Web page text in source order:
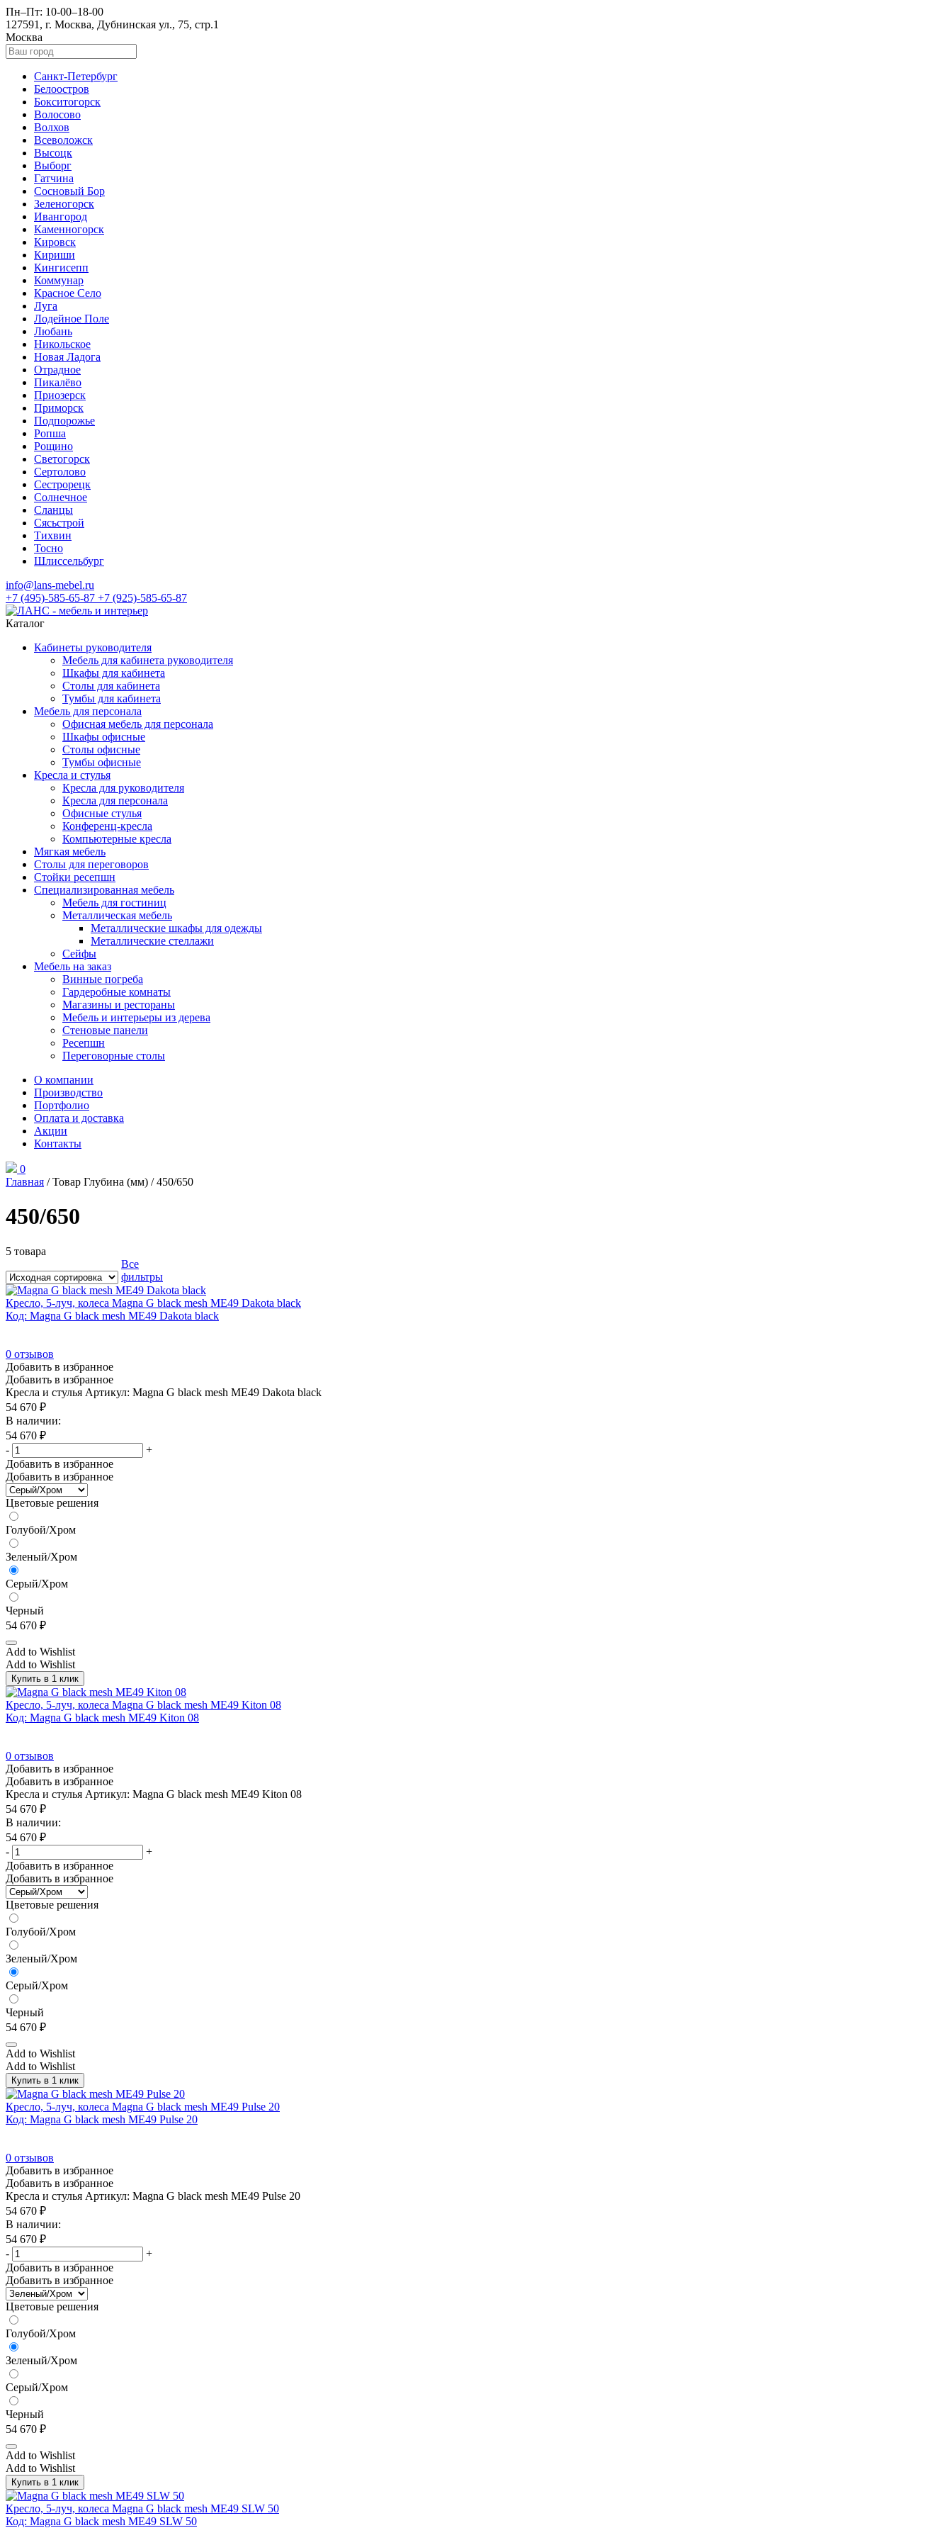
Пн–Пт: 10-00–18-00
127591, г. Москва, Дубнинская ул., 75, стр.1
Москва
Санкт-Петербург
Белоостров
Бокситогорск
Волосово
Волхов
Всеволожск
Высоцк
Выборг
Гатчина
Сосновый Бор
Зеленогорск
Ивангород
Каменногорск
Кировск
Кириши
Кингисепп
Коммунар
Красное Село
Луга
Лодейное Поле
Любань
Никольское
Новая Ладога
Отрадное
Пикалёво
Приозерск
Приморск
Подпорожье
Ропша
Рощино
Светогорск
Сертолово
Сестрорецк
Солнечное
Сланцы
Сясьстрой
Тихвин
Тосно
Шлиссельбург
info@lans-mebel.ru
+7 (495)-585-65-87 +7 (925)-585-65-87
Каталог
Кабинеты руководителя
Мебель для кабинета руководителя
Шкафы для кабинета
Столы для кабинета
Тумбы для кабинета
Мебель для персонала
Офисная мебель для персонала
Шкафы офисные
Столы офисные
Тумбы офисные
Кресла и стулья
Кресла для руководителя
Кресла для персонала
Офисные стулья
Конференц-кресла
Компьютерные кресла
Мягкая мебель
Столы для переговоров
Стойки ресепшн
Специализированная мебель
Мебель для гостиниц
Металлическая мебель
Металлические шкафы для одежды
Металлические стеллажи
Сейфы
Мебель на заказ
Винные погреба
Гардеробные комнаты
Магазины и рестораны
Мебель и интерьеры из дерева
Стеновые панели
Ресепшн
Переговорные столы
О компании
Производство
Портфолио
Оплата и доставка
Акции
Контакты
0
Главная / Товар Глубина (мм) / 450/650
450/650
В продаже (0)
Акация Лорка
Антрацит(714)
Антрацит/Металл серый(84)
Антрацит/Черный
Бежевый
Бежевый/Венге(2)
Бежевый/Орех
Бежевый/Полированный алюминий
Бежевый/Хром
Белый
Белый/Антрацит
Белый/Графит
Белый/Металл серый
Белый/Табак
Белый/Хром(9)
Бордовый(4)
Васильковый
Венге (48)
Венге Цаво (924)
Венге Цаво/Антрацит
Венге Цаво/Белый(33)
Венге Цаво/Металл серый
Венге/Хром(12)
Венге/Черный
Вишня
Гавана/Серый глянец
Гавана/Хром
Гавана/Черный
Гикори
Гикори/Графит
Голубой/Хром(11)
Голубой/Черный(29)
Дуб европейский
Дуб Калифорнийский
Дуб Калифорнийский/Белый
Дуб Наварра
Дуб светлый(31)
Дуб светлый/Белый
Дуб светлый/Хром
Дуб светлый/Черный
Дуб табак
Дуб ферро/Бежевый
Дуб флоре
Зеленый
Зеленый/Хром
Зеленый/Черный
Золотой ротанг(1)
Итальянский орех/Бежевый(12)
5 товара
Все
фильтры
Кресло, 5-луч, колеса Magna G black mesh ME49 Dakota black
Код: Magna G black mesh ME49 Dakota black
0 отзывов
Добавить в избранное
Добавить в избранное
Кресла и стулья Артикул: Magna G black mesh ME49 Dakota black
54 670 ₽
В наличии:
54 670 ₽
-
+
Добавить в избранное
Добавить в избранное
Цветовые решения
Голубой/Хром
Зеленый/Хром
Серый/Хром
Черный
54 670 ₽
Add to Wishlist
Add to Wishlist
Купить в 1 клик
Кресло, 5-луч, колеса Magna G black mesh ME49 Kiton 08
Код: Magna G black mesh ME49 Kiton 08
0 отзывов
Добавить в избранное
Добавить в избранное
Кресла и стулья Артикул: Magna G black mesh ME49 Kiton 08
54 670 ₽
В наличии:
54 670 ₽
-
+
Добавить в избранное
Добавить в избранное
Цветовые решения
Голубой/Хром
Зеленый/Хром
Серый/Хром
Черный
54 670 ₽
Add to Wishlist
Add to Wishlist
Купить в 1 клик
Кресло, 5-луч, колеса Magna G black mesh ME49 Pulse 20
Код: Magna G black mesh ME49 Pulse 20
0 отзывов
Добавить в избранное
Добавить в избранное
Кресла и стулья Артикул: Magna G black mesh ME49 Pulse 20
54 670 ₽
В наличии:
54 670 ₽
-
+
Добавить в избранное
Добавить в избранное
Цветовые решения
Голубой/Хром
Зеленый/Хром
Серый/Хром
Черный
54 670 ₽
Add to Wishlist
Add to Wishlist
Купить в 1 клик
Кресло, 5-луч, колеса Magna G black mesh ME49 SLW 50
Код: Magna G black mesh ME49 SLW 50